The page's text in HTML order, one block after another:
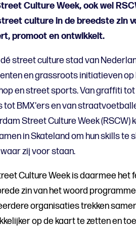
Culture Week, ook wel
culture in de breedste zin
promoot en ontwikkelt.
street culture stad van
en grassroots initiatieven op
en street sports. Van graffiti
tot BMX'ers en van
Street Culture Week (RSCW)
in Skateland om hun skills te
zij voor staan.
Culture Week is daarmee het
zin van het woord
organisaties trekken
op de kaart te zetten en